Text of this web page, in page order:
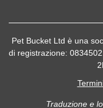
Pet Bucket Ltd è una
di registrazione:
Traduzione e